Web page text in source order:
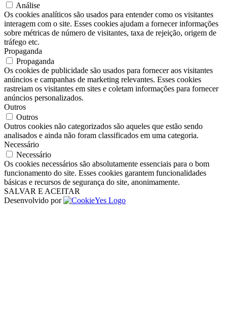
Análise
Os cookies analíticos são usados ​​para entender como os visitantes
interagem com o site. Esses cookies ajudam a fornecer informações
sobre métricas de número de visitantes, taxa de rejeição, origem de
tráfego etc.
Propaganda
Propaganda
Os cookies de publicidade são usados ​​para fornecer aos visitantes
anúncios e campanhas de marketing relevantes. Esses cookies
rastreiam os visitantes em sites e coletam informações para fornecer
anúncios personalizados.
Outros
Outros
Outros cookies não categorizados são aqueles que estão sendo
analisados ​​e ainda não foram classificados em uma categoria.
Necessário
Necessário
Os cookies necessários são absolutamente essenciais para o bom
funcionamento do site. Esses cookies garantem funcionalidades
básicas e recursos de segurança do site, anonimamente.
SALVAR E ACEITAR
Desenvolvido por